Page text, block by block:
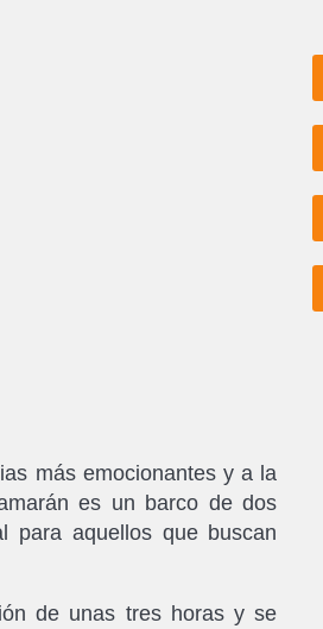
más emocionantes y a la
es un barco de dos
para aquellos que buscan
de unas tres horas y se